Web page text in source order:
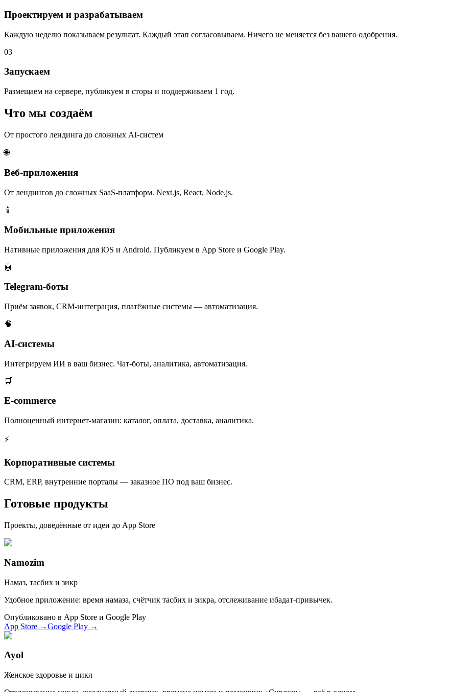
Проектируем и разрабатываем
Каждую неделю показываем результат. Каждый этап согласовываем. Ничего не меняется без вашего одобрения.
03
Запускаем
Размещаем на сервере, публикуем в сторы и поддерживаем 1 год.
Что мы создаём
От простого лендинга до сложных AI-систем
🌐
Веб-приложения
От лендингов до сложных SaaS-платформ. Next.js, React, Node.js.
📱
Мобильные приложения
Нативные приложения для iOS и Android. Публикуем в App Store и Google Play.
🤖
Telegram-боты
Приём заявок, CRM-интеграция, платёжные системы — автоматизация.
🧠
AI-системы
Интегрируем ИИ в ваш бизнес. Чат-боты, аналитика, автоматизация.
🛒
E-commerce
Полноценный интернет-магазин: каталог, оплата, доставка, аналитика.
⚡
Корпоративные системы
CRM, ERP, внутренние порталы — заказное ПО под ваш бизнес.
Готовые продукты
Проекты, доведённые от идеи до App Store
Namozim
Намаз, тасбих и зикр
Удобное приложение: время намаза, счётчик тасбих и зикра, отслеживание ибадат-привычек.
Опубликовано в App Store и Google Play
App Store →Google Play →
Ayol
Женское здоровье и цикл